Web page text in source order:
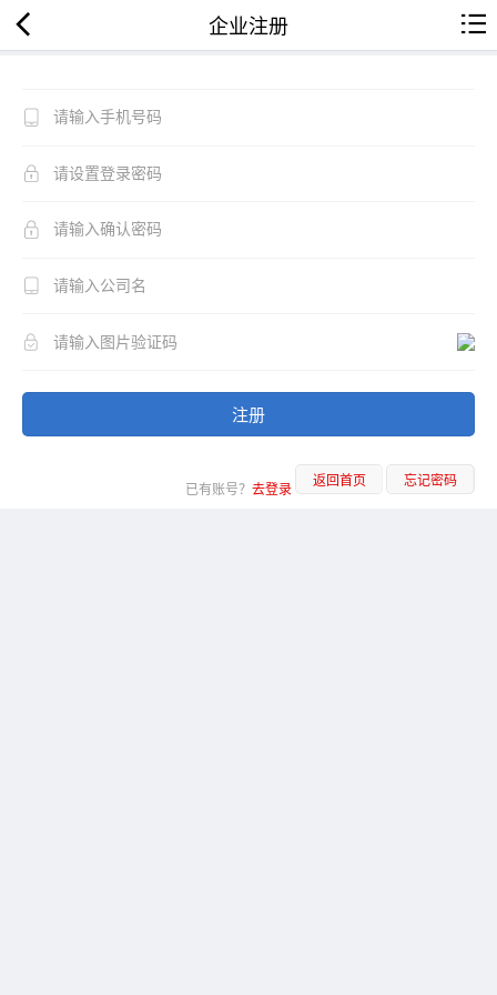
企业注册
注册
已有账号？ 去登录 返回首页 忘记密码